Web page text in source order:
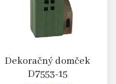
Dekoračný domček
D7553-15